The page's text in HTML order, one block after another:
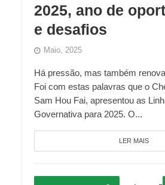
2025, ano de
e desafios
Maio, 2025
Há pressão, mas também
Foi com estas palavras que o
Sam Hou Fai, apresentou as
Governativa para 2025. O...
LER MAIS